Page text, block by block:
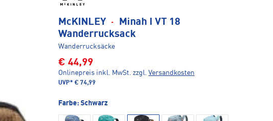
McKINLEY · Minah I VT 18
Wanderrucksack
Wanderrucksäcke
€ 44,99
Onlinepreis inkl. MwSt. zzgl. Versandkosten
UVP* € 74,99
Farbe: Schwarz